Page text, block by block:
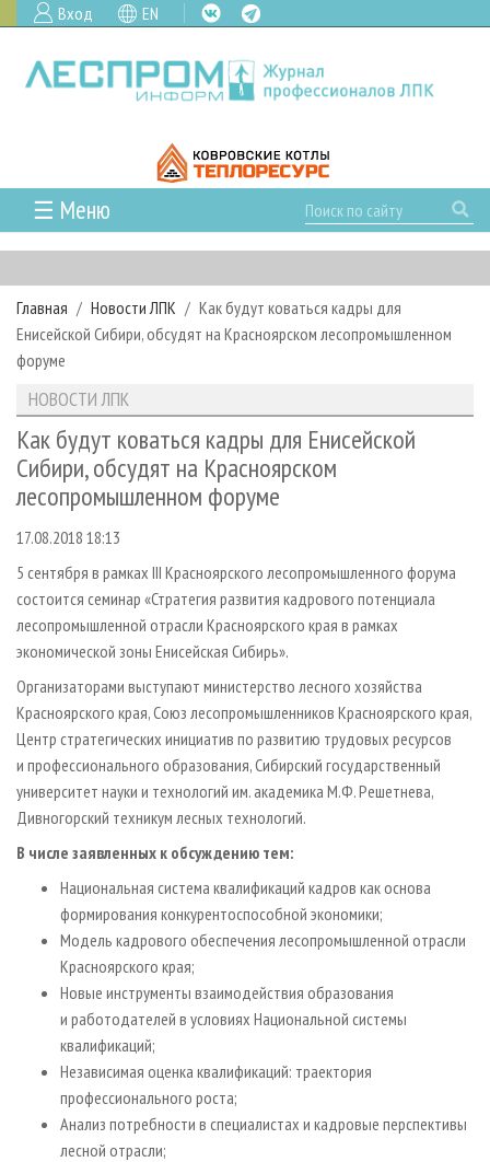
Вход EN
☰ Меню
ГЛАВНАЯ
РУБРИКИ И ТЕМЫ
РУБРИКИ ЖУРНАЛА
ЛЕСНОЕ ХОЗЯЙСТВО
ЛЕСОЗАГОТОВКА
ЛЕСОПИЛЕНИЕ
ДЕРЕВООБРАБОТКА
СУШКА ДРЕВЕСИНЫ
ПРОИЗВОДСТВО ДРЕВЕСНЫХ ПЛИТ
ДЕРЕВЯННОЕ ДОМОСТРОЕНИЕ
ПРОИЗВОДСТВО МЕБЕЛИ
БИОЭНЕРГЕТИКА
ЦБП
ИНСТРУМЕНТ И МАТЕРИАЛЫ
НОВОСТИ
КАЛЕНДАРЬ СОБЫТИЙ
НОВОСТИ ЛПК
НОВОСТИ ЖУРНАЛА
НОВОСТИ КОМПАНИЙ
ПРОЕКТЫ ЛПИ
АНАЛИТИКА
ПРЕДПРИЯТИЯ ЛПК
ЛЕСНЫЕ РЕГИОНЫ РОССИИ
ПЕРСОНЫ
МОБИЛЬНЫЕ ВЫСТАВКИ
ОФИЦИАЛЬНЫЕ ДЕЛЕГАЦИИ
ПРИОРИТЕТНЫЕ ИНВЕСТПРОЕКТЫ
RUSSIAN FORESTRY REVIEW
ГАЗЕТА ЛЕСПРОМФОРУМ
БИБЛИОТЕКА СПЕЦИАЛИСТА
АРХИВ
АРХИВ ЖУРНАЛОВ
СТАТЬИ
О ЖУРНАЛЕ
ПОДПИСКА
КОНТАКТЫ
РЕКЛАМОДАТЕЛЯМ
РЕКЛАМА
РЕКЛАМА НА САЙТЕ
Главная Новости ЛПК
Как будут коваться кадры для
Енисейской Сибири, обсудят на Красноярском лесопромышленном
форуме
НОВОСТИ ЛПК
Как будут коваться кадры для Енисейской
Сибири, обсудят на Красноярском
лесопромышленном форуме
17.08.2018 18:13
5 сентября в рамках III Красноярского лесопромышленного форума
состоится семинар «Стратегия развития кадрового потенциала
лесопромышленной отрасли Красноярского края в рамках
экономической зоны Енисейская Сибирь».
Организаторами выступают министерство лесного хозяйства
Красноярского края, Союз лесопромышленников Красноярского края,
Центр стратегических инициатив по развитию трудовых ресурсов
и профессионального образования, Сибирский государственный
университет науки и технологий им. академика М.Ф. Решетнева,
Дивногорский техникум лесных технологий.
В числе заявленных к обсуждению тем:
Национальная система квалификаций кадров как основа
формирования конкурентоспособной экономики;
Модель кадрового обеспечения лесопромышленной отрасли
Красноярского края;
Новые инструменты взаимодействия образования
и работодателей в условиях Национальной системы
квалификаций;
Независимая оценка квалификаций: траектория
профессионального роста;
Анализ потребности в специалистах и кадровые перспективы
лесной отрасли;